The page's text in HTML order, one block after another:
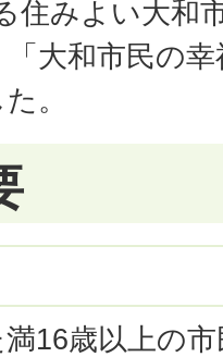
住みよい大和
大和市民の
。
16歳以上の